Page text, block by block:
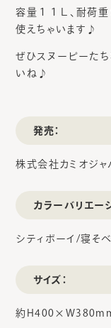
容量１１Ｌ、耐荷
使えちゃいます♪
ぜひスヌーピーたち
いね♪
発売：
株式会社カミオジャ
カラーバリエー
シティボーイ/寝そべ
サイズ：
約H400×W380mm